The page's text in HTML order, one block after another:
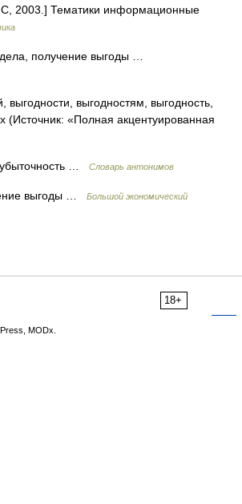
2003.] Тематики информационные
получение выгоды …
выгодностям, выгодность,
(Источник: «Полная акцентуированная
убыточность … Словарь антонимов
выгоды …
Большой экономический
18+
MODx.